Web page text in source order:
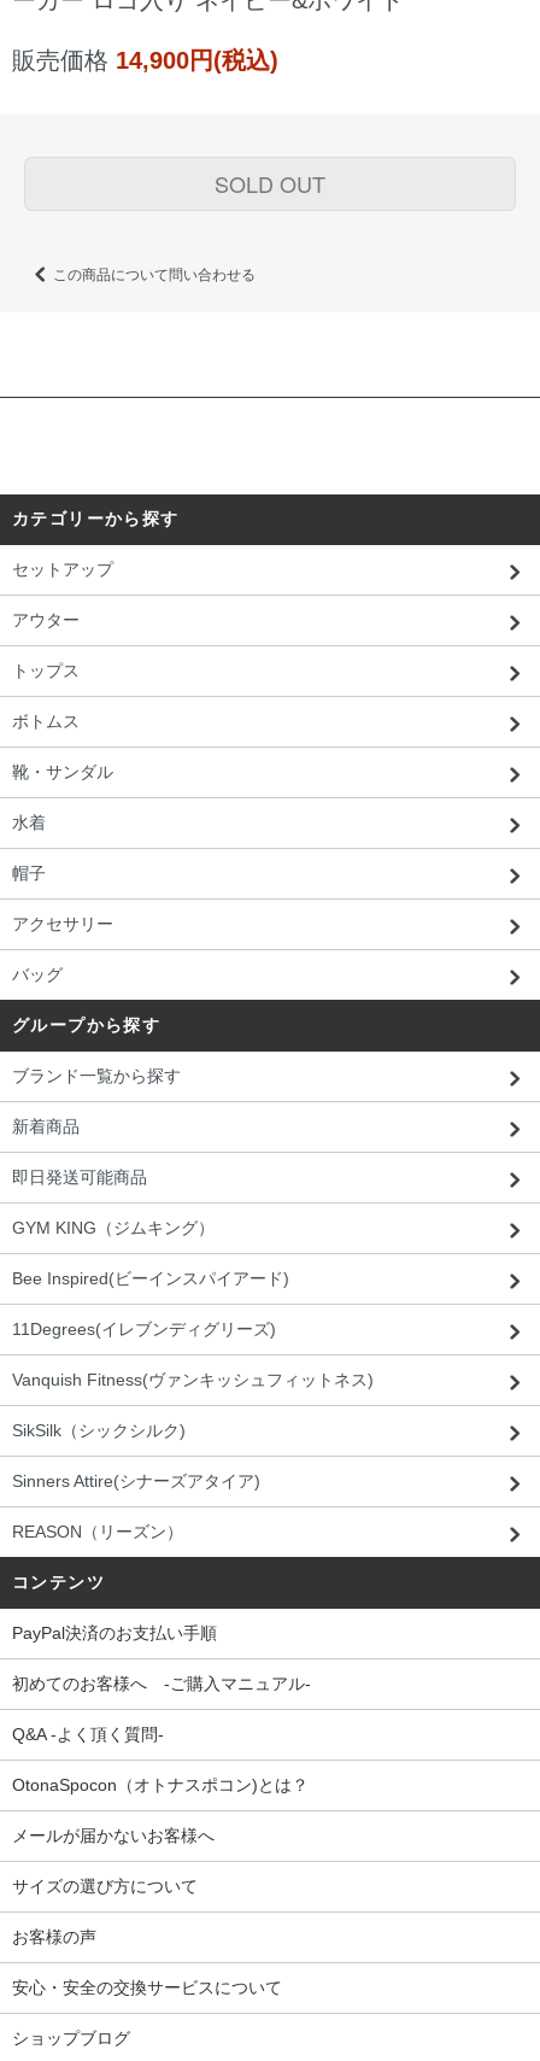
販売価格 14,900円(税込)
SOLD OUT
この商品について問い合わせる
カテゴリーから探す
セットアップ
アウター
トップス
ボトムス
靴・サンダル
水着
帽子
アクセサリー
バッグ
グループから探す
ブランド一覧から探す
新着商品
即日発送可能商品
GYM KING（ジムキング）
Bee Inspired(ビーインスパイアード)
11Degrees(イレブンディグリーズ)
Vanquish Fitness(ヴァンキッシュフィットネス)
SikSilk（シックシルク)
Sinners Attire(シナーズアタイア)
REASON（リーズン）
コンテンツ
PayPal決済のお支払い手順
初めてのお客様へ -ご購入マニュアル-
Q&A -よく頂く質問-
OtonaSpocon（オトナスポコン)とは？
メールが届かないお客様へ
サイズの選び方について
お客様の声
安心・安全の交換サービスについて
ショップブログ